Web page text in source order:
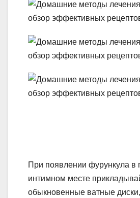
При появлении фурункула в
интимном месте
обыкновенные ватные